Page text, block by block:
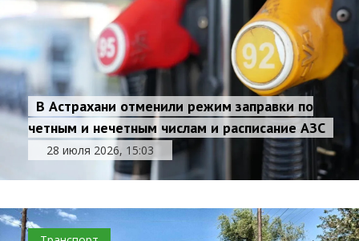
В Астрахани отменили режим заправки по
четным и нечетным числам и расписание АЗС
28 июля 2026, 15:03